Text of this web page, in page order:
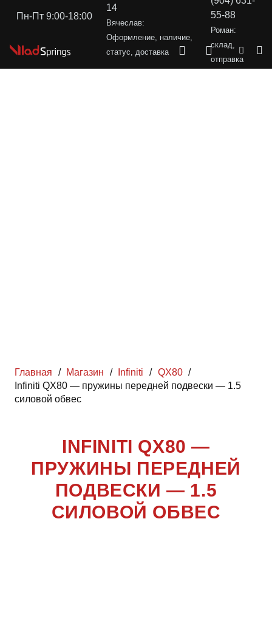
Пн-Пт 9:00-18:00
14
Вячеслав:
Оформление, наличие,
статус, доставка
55-88
Роман:
склад,
отправка
Главная / Магазин / Infiniti / QX80 /
Infiniti QX80 — пружины передней подвески — 1.5
силовой обвес
INFINITI QX80 —
ПРУЖИНЫ ПЕРЕДНЕЙ
ПОДВЕСКИ — 1.5
СИЛОВОЙ ОБВЕС